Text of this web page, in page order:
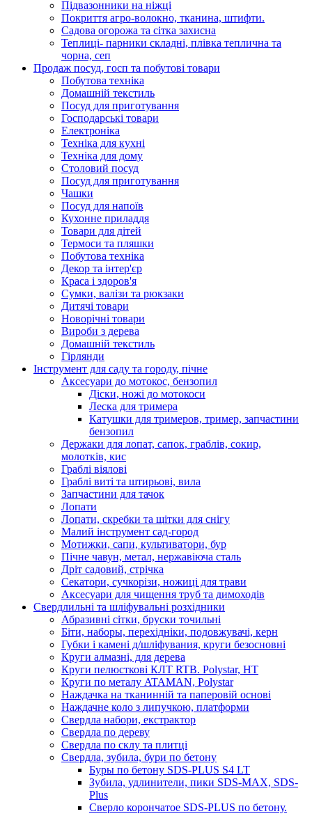
Підвазонники на ніжці
Покриття агро-волокно, тканина, штифти.
Садова огорожа та сітка захисна
Теплиці- парники складні, плівка теплична та
чорна, сеп
Продаж посуд, госп та побутові товари
Побутова техніка
Домашній текстиль
Посуд для приготування
Господарські товари
Електроніка
Техніка для кухні
Техніка для дому
Столовий посуд
Посуд для приготування
Чашки
Посуд для напоїв
Кухонне приладдя
Товари для дітей
Термоси та пляшки
Побутова техніка
Декор та інтер'єр
Краса і здоров'я
Сумки, валізи та рюкзаки
Дитячі товари
Новорічні товари
Вироби з дерева
Домашній текстиль
Гірлянди
Інструмент для саду та городу, пічне
Аксесуари до мотокос, бензопил
Діски, ножі до мотокоси
Леска для тримера
Катушки для тримеров, тример, запчастини
бензопил
Держаки для лопат, сапок, граблів, сокир,
молотків, кис
Граблі віялові
Граблі виті та штирьові, вила
Запчастини для тачок
Лопати
Лопати, скребки та щітки для снігу
Малий інструмент сад-город
Мотижки, сапи, культиватори, бур
Пічне чавун, метал, нержавіюча сталь
Дріт садовий, стрічка
Секатори, сучкорізи, ножиці для трави
Аксесуари для чищення труб та димоходів
Свердлильні та шліфувальні розхідники
Абразивні сітки, бруски точильні
Біти, наборы, перехідніки, подовжувачі, керн
Губки і камені д/шліфувания, круги безосновні
Круги алмазні, для дерева
Круги пелюсткові КЛТ RTB. Polystar, НТ
Круги по металу ATAMAN, Polystar
Наждачка на тканинній та паперовій основі
Наждачне коло з липучкою, платформи
Свердла набори, екстрактор
Свердла по дереву
Свердла по склу та плитці
Свердла, зубила, бури по бетону
Буры по бетону SDS-PLUS S4 LT
Зубила, удлинители, пики SDS-МАХ, SDS-
Plus
Сверло корончатое SDS-PLUS по бетону.